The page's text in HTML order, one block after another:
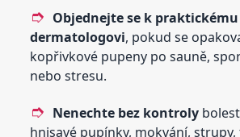
Objednejte se k
dermatologovi, pokud se
kopřivkové pupeny po sauně,
nebo stresu.
Nenechte bez kontroly
hnisavé pupínky, mokvání,